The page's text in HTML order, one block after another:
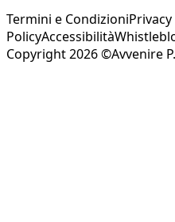
Termini e Condizioni
PolicyAccessibilità
Copyright 2026 ©Avvenire